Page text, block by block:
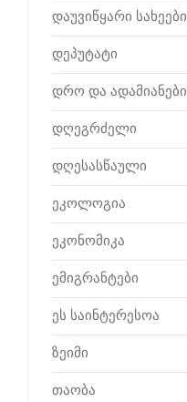
დაუვიწყარი სახეები
დეპუტატი
დრო და ადამიანები
დღეგრძელი
დღესასწაული
ეკოლოგია
ეკონომიკა
ემიგრანტები
ეს საინტერესოა
ზეიმი
თაობა